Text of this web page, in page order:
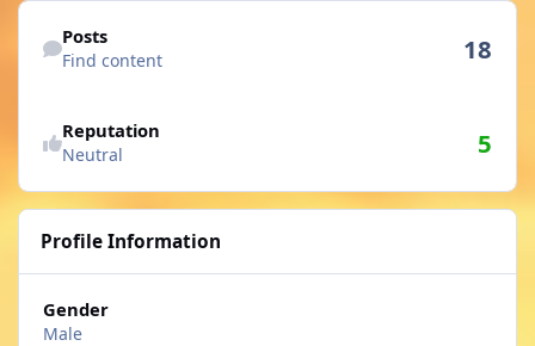
Find content
Posts
Find content 18
Reputation
Neutral 5
Profile Information
Gender
Male